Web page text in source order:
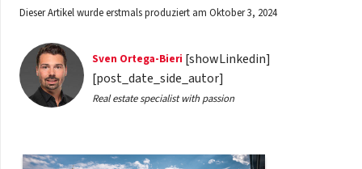
Dieser Artikel wurde erstmals produziert am Oktober 3, 2024
Sven Ortega-Bieri [showLinkedin]
[post_date_side_autor]
Real estate specialist with passion